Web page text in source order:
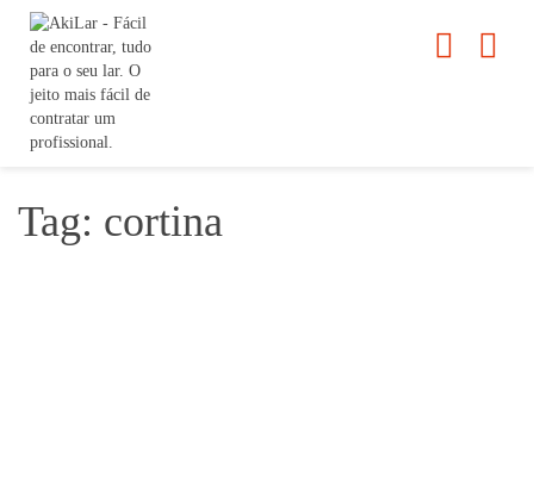
Tag: cortina